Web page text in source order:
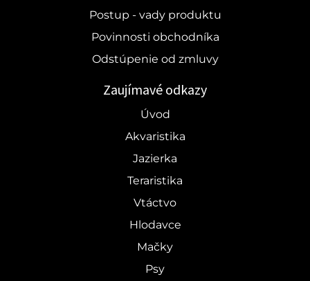
Postup - vady produktu
Povinnosti obchodníka
Odstúpenie od zmluvy
Zaujímavé odkazy
Úvod
Akvaristika
Jazierka
Teraristika
Vtáctvo
Hlodavce
Mačky
Psy